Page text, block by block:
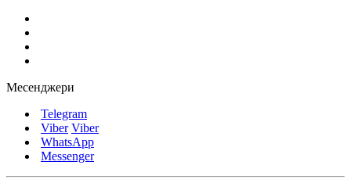
Месенджери
Telegram
Viber Viber
WhatsApp
Messenger